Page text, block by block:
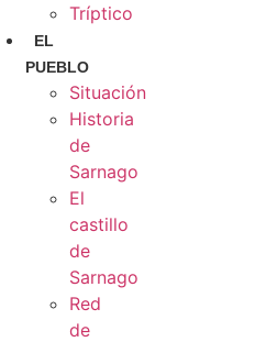
Tríptico
EL
PUEBLO
Situación
Historia
de
Sarnago
El
castillo
de
Sarnago
Red
de